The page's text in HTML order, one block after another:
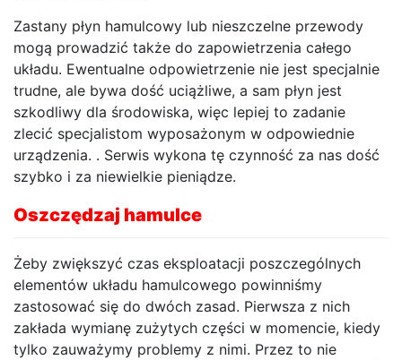
Zastany płyn hamulcowy lub nieszczelne przewody
mogą prowadzić także do zapowietrzenia całego
układu. Ewentualne odpowietrzenie nie jest specjalnie
trudne, ale bywa dość uciążliwe, a sam płyn jest
szkodliwy dla środowiska, więc lepiej to zadanie
zlecić specjalistom wyposażonym w odpowiednie
urządzenia. . Serwis wykona tę czynność za nas dość
szybko i za niewielkie pieniądze.
Oszczędzaj hamulce
Żeby zwiększyć czas eksploatacji poszczególnych
elementów układu hamulcowego powinniśmy
zastosować się do dwóch zasad. Pierwsza z nich
zakłada wymianę zużytych części w momencie, kiedy
tylko zauważymy problemy z nimi. Przez to nie